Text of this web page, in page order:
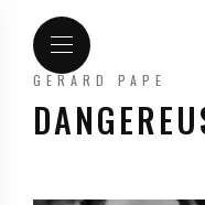
GERARD PAPE